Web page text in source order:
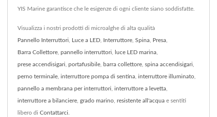
YIS Marine garantisce che le esigenze di ogni cliente siano soddisfatte.
Visualizza i nostri prodotti di microalghe di alta qualità
Pannello Interruttori Luce a LED Interruttore Spina Presa
Barra Collettore pannello interruttori luce LED marina
prese accendisigari portafusibile barra collettore spina accendisigari
perno terminale interruttore pompa di sentina interruttore illuminato
pannello a membrana per interruttori interruttore a levetta
interruttore a bilanciere grado marino resistente all'acqua e sentiti
libero di Contattarci